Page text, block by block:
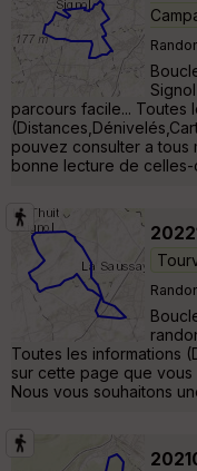
parcours facile... Toutes
pouvez consulter a tous
bonne lecture de celles-
Toutes les informations
sur cette page que
Nous vous souhaitons